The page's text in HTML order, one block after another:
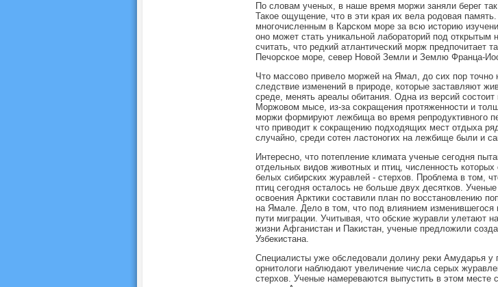
По словам ученых, в наше время моржи заняли берег
Такое ощущение, что в эти края их вела родовая
многочисленным в Карском море за всю историю
оно может стать уникальной лабораторий под открытым
считать, что редкий атлантический морж предпочитает
Печорское море, север Новой Земли и Землю Франца-
Что массово привело моржей на Ямал, до сих пор точно
следствие изменений в природе, которые заставляют
среде, менять ареалы обитания. Одна из версий
Моржовом мысе, из-за сокращения протяженности и
моржи формируют лежбища во время репродуктивного
что приводит к сокращению подходящих мест отдыха
случайно, среди сотен ластоногих на лежбище были и
Интересно, что потепление климата ученые сегодня
отдельных видов животных и птиц, численность
белых сибирских журавлей - стерхов. Проблема в том,
птиц сегодня осталось не больше двух десятков.
освоения Арктики составили план по восстановлению
на Ямале. Дело в том, что под влиянием изменившегося
пути миграции. Учитывая, что обские журавли улетают
жизни Афганистан и Пакистан, ученые предложили
Узбекистана.
Специалисты уже обследовали долину реки Амударья у
орнитологи наблюдают увеличение числа серых
стерхов. Ученые намереваются выпустить в этом месте